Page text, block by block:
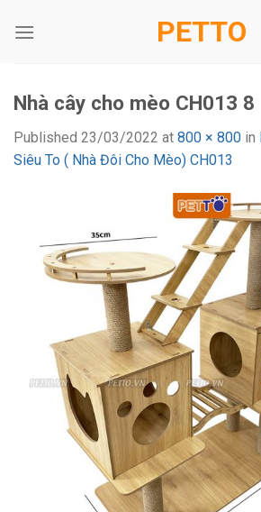
PETTO
Nhà cây cho mèo CH013 8
Published 23/03/2022 at 800 × 800 in
Siêu To ( Nhà Đôi Cho Mèo) CH013